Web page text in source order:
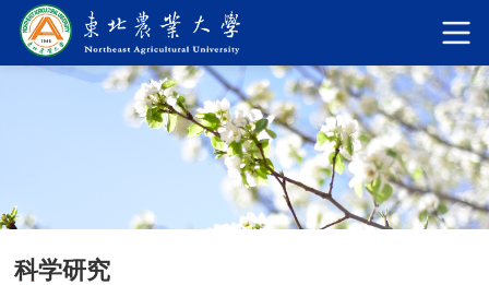
科学研究